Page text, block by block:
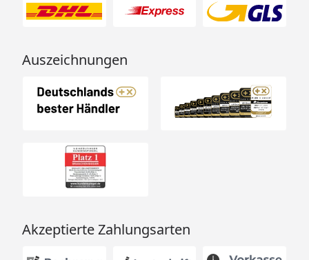
Auszeichnungen
Akzeptierte Zahlungsarten